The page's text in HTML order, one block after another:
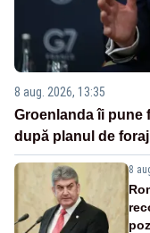
8 aug. 2026, 13:35
Groenlanda îi pune
după planul de foraj
8